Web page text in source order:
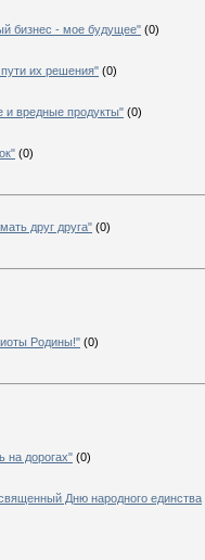
бизнес - мое будущее" (0)
их решения" (0)
и вредные продукты" (0)
(0)
друг друга" (0)
Родины!" (0)
на дорогах" (0)
Дню народного единства